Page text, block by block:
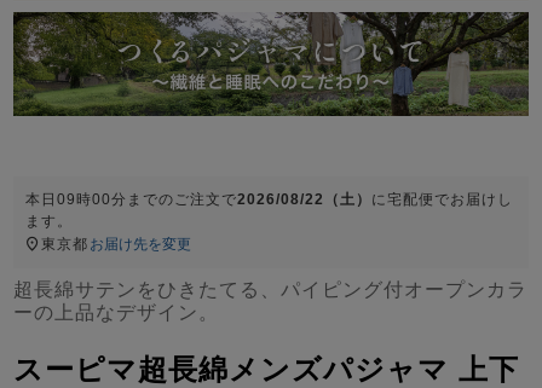
すべてのキッ
パジャマ
ガールズ前開
本日09時00分 までのご注文で2026/08/22（土） に宅配便 でお届けし
ます。
東京都 お届け先を変更
超長綿サテンをひきたてる、パイピング付オープンカラ
ーの上品なデザイン。
スーピマ超長綿メンズパジャマ 上下